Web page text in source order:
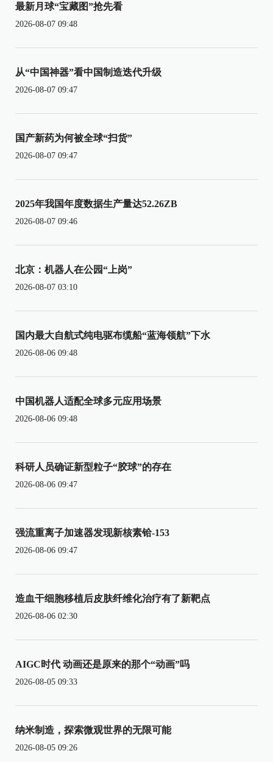
最新月球“宝藏图”抢先看
2026-08-07 09:48
从“中国神器”看中国制造迭代升级
2026-08-07 09:47
国产新药为何被全球“扫货”
2026-08-07 09:47
2025年我国年度数据生产量达52.26ZB
2026-08-07 09:46
北京：机器人在公园“上岗”
2026-08-07 03:10
国内最大自航式纯电驱布缆船“蓝海领航”下水
2026-08-06 09:48
中国机器人适配全球多元应用场景
2026-08-06 09:48
科研人员确证新型粒子“胶球”的存在
2026-08-06 09:47
强流重离子加速器发现新核素铪-153
2026-08-06 09:47
造血干细胞移植后皮肤纤维化治疗有了新靶点
2026-08-06 02:30
AIGC时代 动画还是原来的那个“动画”吗
2026-08-05 09:33
纳米制造，探索微观世界的无限可能
2026-08-05 09:26